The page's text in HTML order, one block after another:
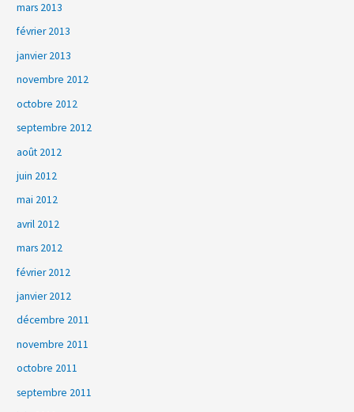
mars 2013
février 2013
janvier 2013
novembre 2012
octobre 2012
septembre 2012
août 2012
juin 2012
mai 2012
avril 2012
mars 2012
février 2012
janvier 2012
décembre 2011
novembre 2011
octobre 2011
septembre 2011